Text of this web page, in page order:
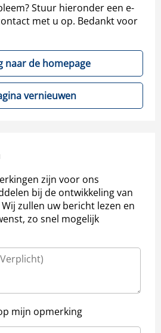
Stuur hieronder een e-
met u op. Bedankt voor
naar de homepage
vernieuwen
zijn voor ons
bij de ontwikkeling van
zullen uw bericht lezen en
zo snel mogelijk
mijn opmerking